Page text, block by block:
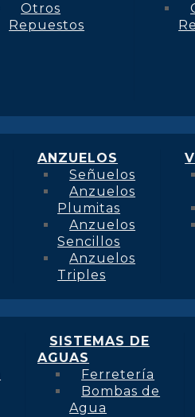
Otros
Repuestos
ANZUELOS
Señuelos
Anzuelos
Plumitas
Anzuelos
Sencillos
Anzuelos
Triples
SISTEMAS DE
AGUAS
Ferretería
Bombas de
Agua